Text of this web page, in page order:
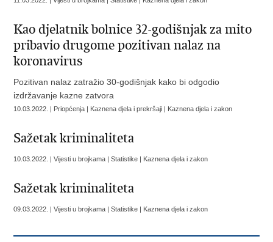
Kao djelatnik bolnice 32-godišnjak za mito
pribavio drugome pozitivan nalaz na
koronavirus
Pozitivan nalaz zatražio 30-godišnjak kako bi odgodio
izdržavanje kazne zatvora
10.03.2022. | Priopćenja | Kaznena djela i prekršaji | Kaznena djela i zakon
Sažetak kriminaliteta
10.03.2022. | Vijesti u brojkama | Statistike | Kaznena djela i zakon
Sažetak kriminaliteta
09.03.2022. | Vijesti u brojkama | Statistike | Kaznena djela i zakon